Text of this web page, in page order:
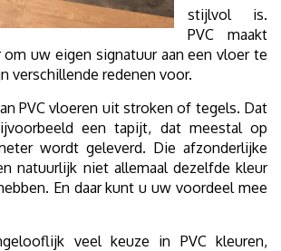
stijlvol is.
PVC maakt
uw eigen signatuur aan een vloer te
verschillende redenen voor.
PVC vloeren uit stroken of tegels. Dat
een tapijt, dat meestal op
wordt geleverd. Die afzonderlijke
natuurlijk niet allemaal dezelfde kleur
En daar kunt u uw voordeel mee
veel keuze in PVC kleuren,